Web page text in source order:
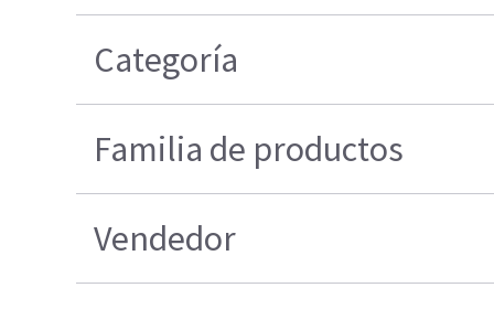
Categoría
Familia de productos
Vendedor